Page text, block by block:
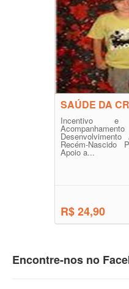
SAÚDE DA
Incentivo e
Recém-Nascido
Apoio a...
R$ 24,90
Encontre-nos no